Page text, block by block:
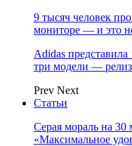
9 тысяч человек
мониторе — и это
Adidas
три модели —
Prev Next
Статьи
Серая мораль на 30
«Максимальное